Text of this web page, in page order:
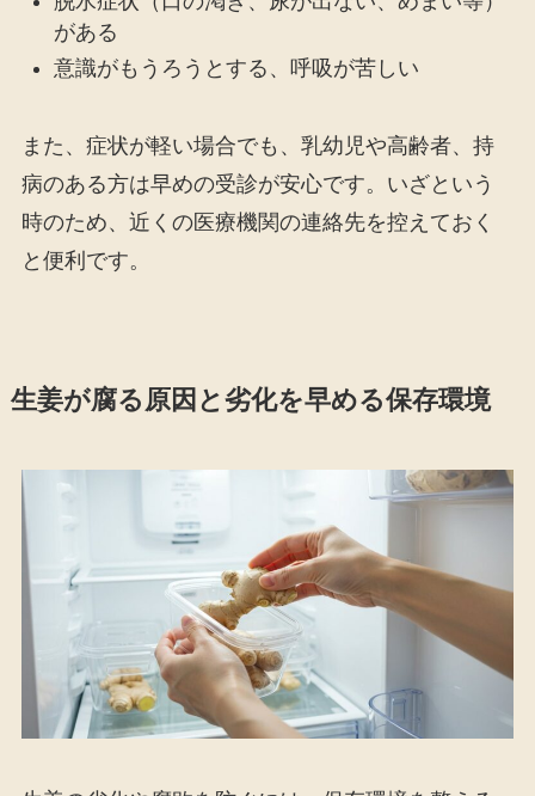
がある
意識がもうろうとする、呼吸が苦しい
また、症状が軽い場合でも、乳幼児や高齢者、持
病のある方は早めの受診が安心です。いざという
時のため、近くの医療機関の連絡先を控えておく
と便利です。
生姜が腐る原因と劣化を早める保存環境